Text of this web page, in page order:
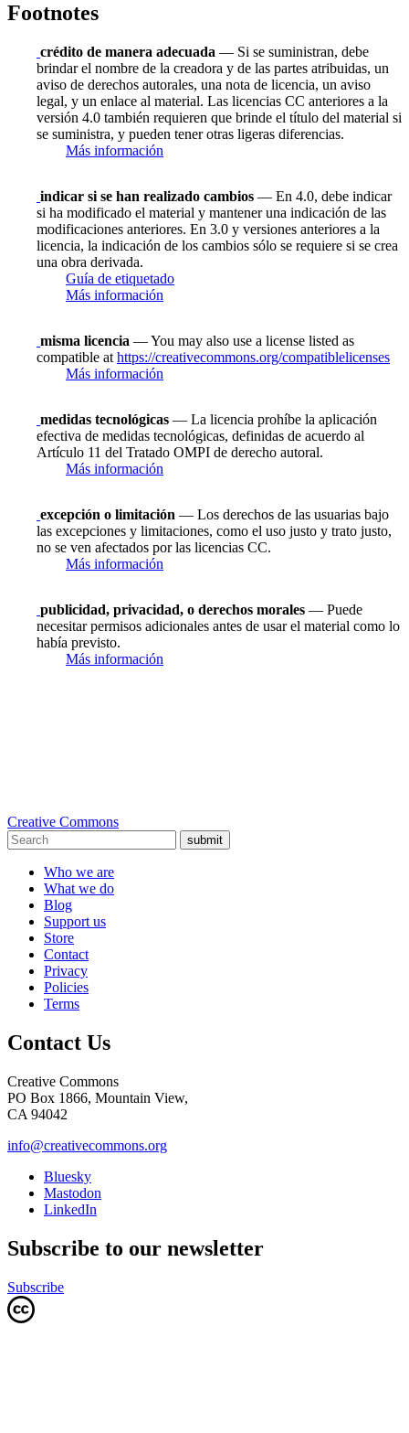
Footnotes
crédito de manera adecuada — Si se suministran, debe
brindar el nombre de la creadora y de las partes atribuidas, un
aviso de derechos autorales, una nota de licencia, un aviso
legal, y un enlace al material. Las licencias CC anteriores a la
versión 4.0 también requieren que brinde el título del material si
se suministra, y pueden tener otras ligeras diferencias.
Más información
indicar si se han realizado cambios — En 4.0, debe indicar
si ha modificado el material y mantener una indicación de las
modificaciones anteriores. En 3.0 y versiones anteriores a la
licencia, la indicación de los cambios sólo se requiere si se crea
una obra derivada.
Guía de etiquetado
Más información
misma licencia — You may also use a license listed as
compatible at https://creativecommons.org/compatiblelicenses
Más información
medidas tecnológicas — La licencia prohíbe la aplicación
efectiva de medidas tecnológicas, definidas de acuerdo al
Artículo 11 del Tratado OMPI de derecho autoral.
Más información
excepción o limitación — Los derechos de las usuarias bajo
las excepciones y limitaciones, como el uso justo y trato justo,
no se ven afectados por las licencias CC.
Más información
publicidad, privacidad, o derechos morales — Puede
necesitar permisos adicionales antes de usar el material como lo
había previsto.
Más información
Creative Commons
submit
Who we are
What we do
Blog
Support us
Store
Contact
Privacy
Policies
Terms
Contact Us
Creative Commons
PO Box 1866, Mountain View,
CA 94042
info@creativecommons.org
Bluesky
Mastodon
LinkedIn
Subscribe to our newsletter
Subscribe